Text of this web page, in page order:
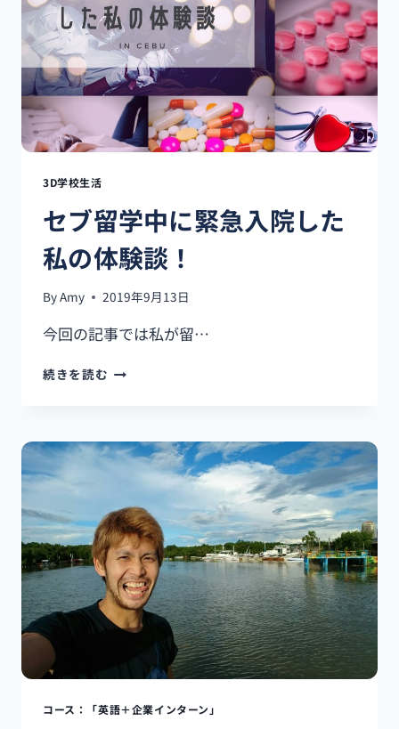
容
室
に
行
っ
て
み
た！
3D学校生活
セブ留学中に緊急入院した
私の体験談！
ByAmy 2019年9月13日
今回の記事では私が留…
続きを読む
中
に
入
院
し
た
私
の
体
コース：「英語＋企業インターン」